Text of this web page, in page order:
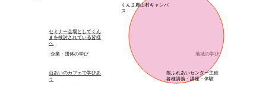
​地域の学び
企業・団体の学び
​くんま農山村キャンパ
ス
山あいのカフェで学びあ
う
熊ふれあいセンター主催
​各種講義・講座・体験
セミナー会場としてくん
まを検討されている皆様
へ